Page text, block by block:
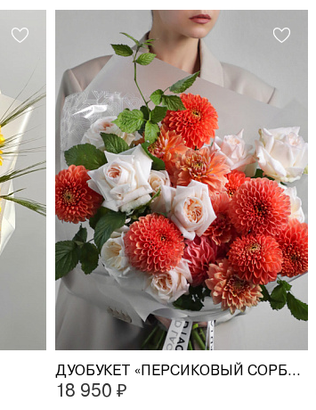
ДУОБУКЕТ «ПЕРСИКОВЫЙ СОРБЕТ»
18 950 ₽